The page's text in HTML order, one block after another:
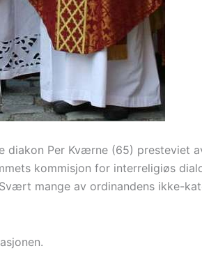
diakon Per Kværne (65) presteviet
kommisjon for interreligiøs
mange av ordinandens ikke-